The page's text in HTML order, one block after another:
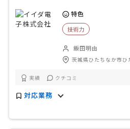
特色
技術力
飯田明由
茨城県ひたちなか市
実績 クチコミ
対応業務